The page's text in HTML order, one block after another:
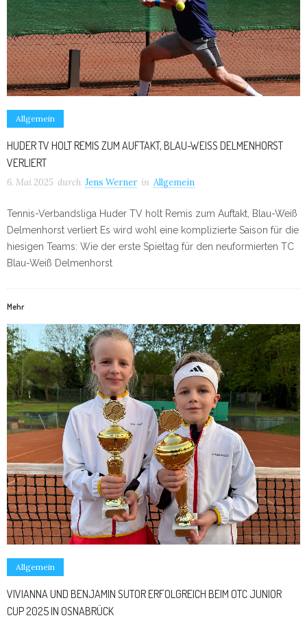
Allgemein
HUDER TV HOLT REMIS ZUM AUFTAKT, BLAU-WEISS DELMENHORST V
ERLIERT
6. Mai 2025 durch Jens Werner in Allgemein
Tennis-Verbandsliga Huder TV holt Remis zum Auftakt, Blau-Weiß
Delmenhorst verliert Es wird wohl eine komplizierte Saison für die
hiesigen Teams: Wie der erste Spieltag für den neuformierten TC
Blau-Weiß Delmenhorst
Mehr
Allgemein
VIVIANNA UND BENJAMIN SUTOR ERFOLGREICH BEIM OTC JUNIOR
CUP 2025 IN OSNABRÜCK